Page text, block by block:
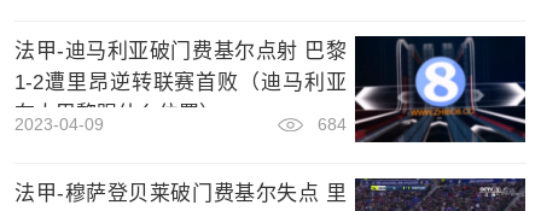
法甲-迪马利亚破门费基尔点射 巴黎
1-2遭里昂逆转联赛首败（迪马利亚
在大巴黎踢什么位置）
2023-04-09 684
法甲-穆萨登贝莱破门费基尔失点 里